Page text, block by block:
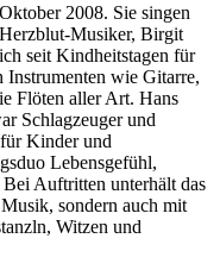
2008. Sie singen
Musiker, Birgit
seit Kindheitstagen für
wie Gitarre,
Flöten aller Art. Hans
Schlagzeuger und
Kinder und
Lebensgefühl,
Auftritten unterhält das
sondern auch mit
Witzen und